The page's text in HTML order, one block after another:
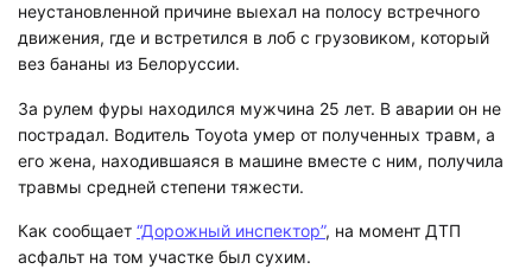
неустановленной причине выехал на полосу встречного
движения, где и встретился в лоб с грузовиком, который
вез бананы из Белоруссии.
За рулем фуры находился мужчина 25 лет. В аварии он не
пострадал. Водитель Toyota умер от полученных травм, а
его жена, находившаяся в машине вместе с ним, получила
травмы средней степени тяжести.
Как сообщает “Дорожный инспектор”, на момент ДТП
асфальт на том участке был сухим.